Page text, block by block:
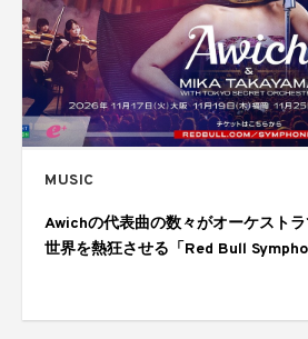
MUSIC
Awichの代表曲の数々がオーケスト
世界を熱狂させる「Red Bull